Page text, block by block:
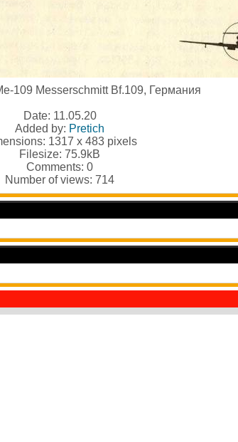
109 Messerschmitt Bf.109, Германия
Date: 11.05.20
Added by: Pretich
1317 x 483 pixels
Filesize: 75.9kB
Comments: 0
Number of views: 714